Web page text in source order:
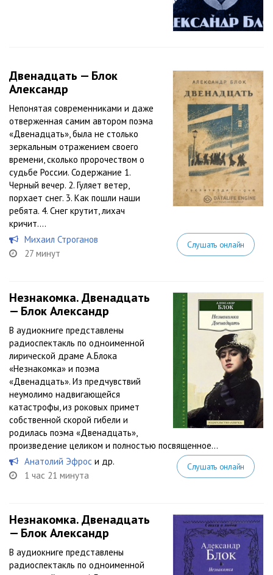
Двенадцать — Блок
Александр
Непонятая современниками и даже
отверженная самим автором поэма
«Двенадцать», была не столько
зеркальным отражением своего
времени, сколько пророчеством о
судьбе России. Содержание 1.
Черный вечер. 2. Гуляет ветер,
порхает снег. 3. Как пошли наши
ребята. 4. Снег крутит, лихач
кричит....
Михаил Строганов
27 минут
Слушать онлайн
Незнакомка. Двенадцать
— Блок Александр
В аудиокниге представлены
радиоспектакль по одноименной
лирической драме А.Блока
«Незнакомка» и поэма
«Двенадцать». Из предчувствий
неумолимо надвигающейся
катастрофы, из роковых примет
собственной скорой гибели и
родилась поэма «Двенадцать»,
произведение целиком и полностью посвященное...
Анатолий Эфрос и др.
1 час 21 минута
Слушать онлайн
Незнакомка. Двенадцать
— Блок Александр
В аудиокниге представлены
радиоспектакль по одноименной